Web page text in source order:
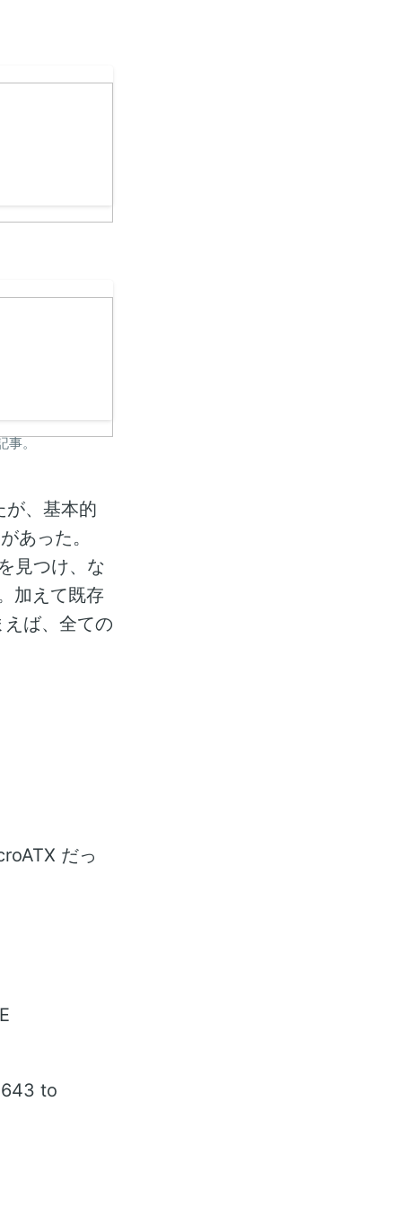
事。
、基本的
あった。
見つけ、な
加えて既存
ば、全ての
だっ
to